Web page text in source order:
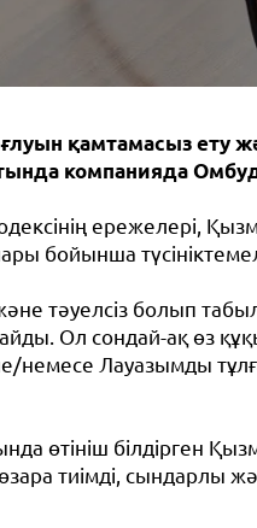
қамтамасыз ету
компанияда
ережелері,
бойынша
тәуелсіз болып
Ол сондай-ақ өз
Лауазымды
өтініш білдірген
тиімді, сындарлы